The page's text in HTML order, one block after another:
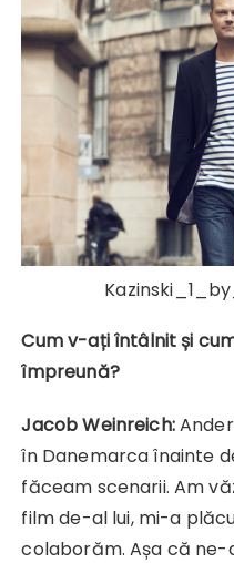
Cum v-ați întâlnit și
împreună?
Jacob Weinreich:
în Danemarca înainte
făceam scenarii. Am
film de-al lui, mi-a
colaborăm. Așa că